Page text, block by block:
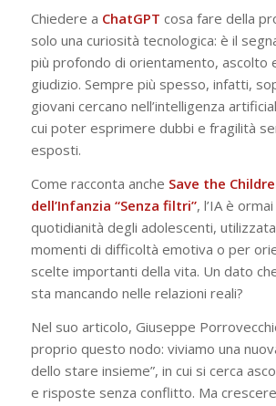
Chiedere a ChatGPT cosa fare della
solo una curiosità tecnologica: è il
più profondo di orientamento, ascolto
giudizio. Sempre più spesso, infatti,
giovani cercano nell’intelligenza
cui poter esprimere dubbi e fragilità
esposti.
Come racconta anche Save the
dell’Infanzia “Senza filtri”, l’IA è
quotidianità degli adolescenti,
momenti di difficoltà emotiva o per
scelte importanti della vita. Un dato
sta mancando nelle relazioni reali?
Nel suo articolo, Giuseppe
proprio questo nodo: viviamo una
dello stare insieme”, in cui si cerca
e risposte senza conflitto. Ma